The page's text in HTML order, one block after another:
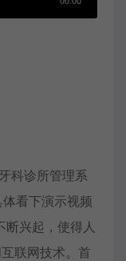
科诊所管理系
看下演示视频
兴起，使得人
联网技术。首